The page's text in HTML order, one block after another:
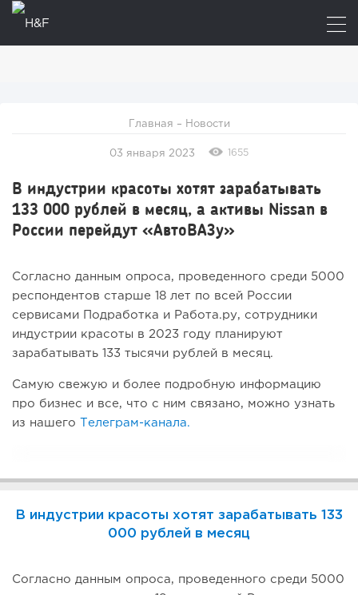
Главная – Новости
03 января 2023 1655
В индустрии красоты хотят зарабатывать
133 000 рублей в месяц, а активы Nissan в
России перейдут «АвтоВАЗу»
Согласно данным опроса, проведенного среди 5000
респондентов старше 18 лет по всей России
сервисами Подработка и Работа.ру, сотрудники
индустрии красоты в 2023 году планируют
зарабатывать 133 тысячи рублей в месяц.
Самую свежую и более подробную информацию
про бизнес и все, что с ним связано, можно узнать
из нашего
Телеграм-канала.
В индустрии красоты хотят зарабатывать 133
000 рублей в месяц
Согласно данным опроса, проведенного среди 5000